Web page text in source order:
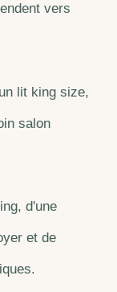
vers
lit king size,
salon
d'une
et de